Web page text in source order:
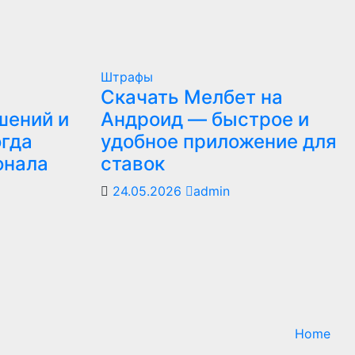
и
Штрафы
Скачать Мелбет на
Андроид — быстрое и
удобное приложение для
ставок
24.05.2026 admin
Home